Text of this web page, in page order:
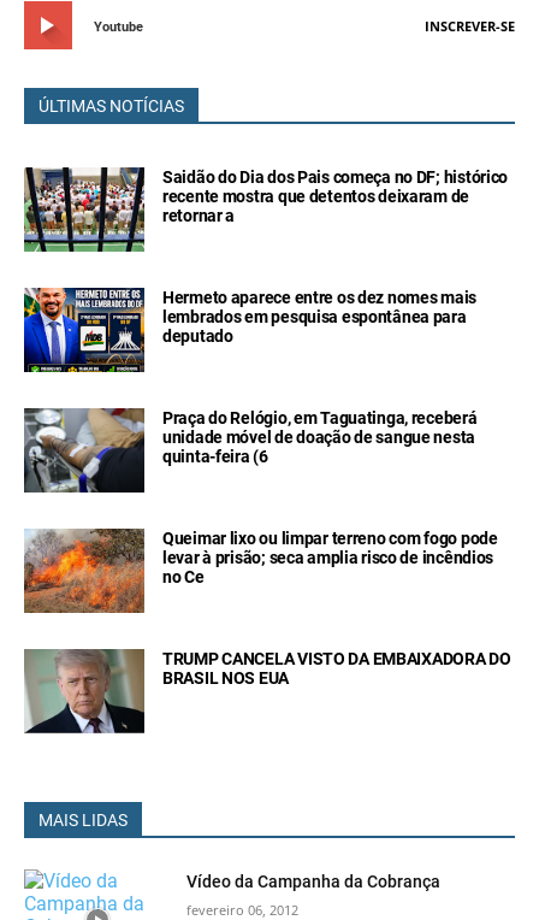
Youtube INSCREVER-SE
ÚLTIMAS NOTÍCIAS
Saidão do Dia dos Pais começa no DF; histórico
recente mostra que detentos deixaram de
retornar a
Hermeto aparece entre os dez nomes mais
lembrados em pesquisa espontânea para
deputado
Praça do Relógio, em Taguatinga, receberá
unidade móvel de doação de sangue nesta
quinta-feira (6
Queimar lixo ou limpar terreno com fogo pode
levar à prisão; seca amplia risco de incêndios
no Ce
TRUMP CANCELA VISTO DA EMBAIXADORA DO
BRASIL NOS EUA
MAIS LIDAS
Vídeo da Campanha da Cobrança
fevereiro 06, 2012